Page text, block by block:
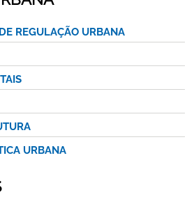
REGULAÇÃO URBANA
URBANA